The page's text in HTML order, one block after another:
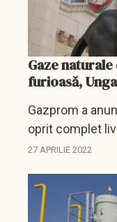
Gaze
furioasă,
Gazprom a
oprit complet
Bulgaria,
27 APRILIE 2022